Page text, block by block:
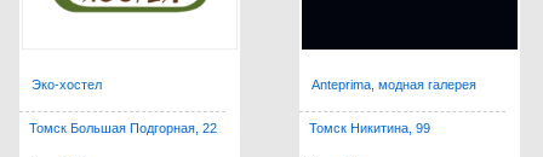
Центр спортивной экипировки...
Эко-хостел
Томск Большая Подгорная, 22
Anteprima, модная галерея
Томск Никитина, 99